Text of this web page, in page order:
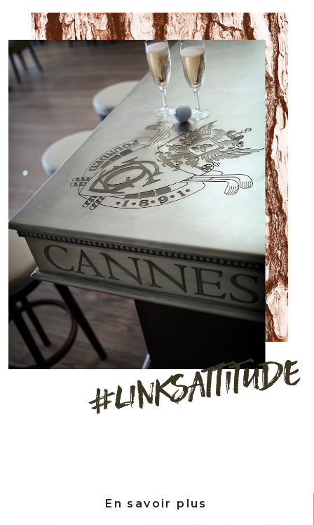
En savoir plus